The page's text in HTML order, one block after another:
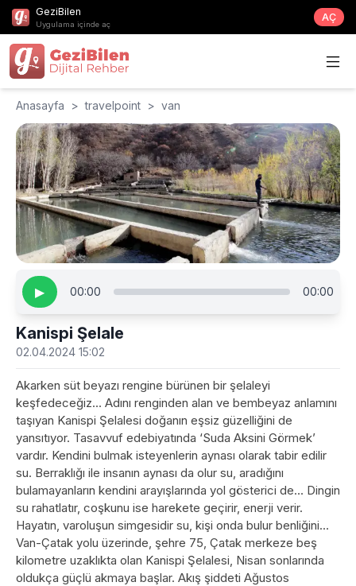
GeziBilen
Uygulama içinde aç
AÇ
Anasayfa > travelpoint > van
▶ 00:00 00:00
Kanispi Şelale
02.04.2024 15:02
Akarken süt beyazı rengine bürünen bir şelaleyi
keşfedeceğiz… Adını renginden alan ve bembeyaz anlamını
taşıyan Kanispi Şelalesi doğanın eşsiz güzelliğini de
yansıtıyor. Tasavvuf edebiyatında ‘Suda Aksini Görmek’
vardır. Kendini bulmak isteyenlerin aynası olarak tabir edilir
su. Berraklığı ile insanın aynası da olur su, aradığını
bulamayanların kendini arayışlarında yol gösterici de… Dingin
su rahatlatır, coşkunu ise harekete geçirir, enerji verir.
Hayatın, varoluşun simgesidir su, kişi onda bulur benliğini…
Van-Çatak yolu üzerinde, şehre 75, Çatak merkeze beş
kilometre uzaklıkta olan Kanispi Şelalesi, Nisan sonlarında
oldukça güçlü akmaya başlar. Akış şiddeti Ağustos